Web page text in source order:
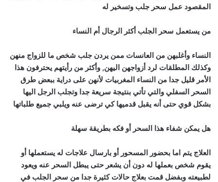
المقصود عمل سحر جلب وتسخير له
من يستعمل سحر الجلب أكثر الرجال أم النساء
النساء وأغلبهن من العانسات ممن يردن جلب شخص ما للزواج منهن
وكذلك المطلقات لرد أزواجهن اليهن, وأكثر من رأيتهم يحترفون هذا
الأمر قليل جدا من النساء المغربيات لأنهن على دراية ببعض طرق
السحر السفلي والتي تأتي بنتيجة سريعة جدا وتجلب الرجل اليها
بشكل قوي حتى أنه يقبل قدميها كي ترضى عنه ويلبي جميع طلباتها
هل يمكن شفاء هذا السحر أو فكه بطريقة سهلة
العلاج يتم اما بحضور المسحور أو بارسال علاجات له يستعملها أو
يقوم شخص بعملها له دون أن يشعر حتى يبطل السحر عنه ويعود
لطبيعته وبفضل قمت بعلاج حالات كثيرة جدا من سحر الجلب في